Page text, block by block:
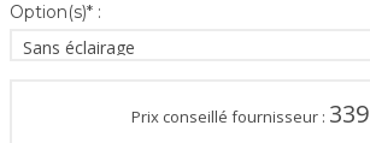
Option(s)* :
Prix conseillé fournisseur : 339